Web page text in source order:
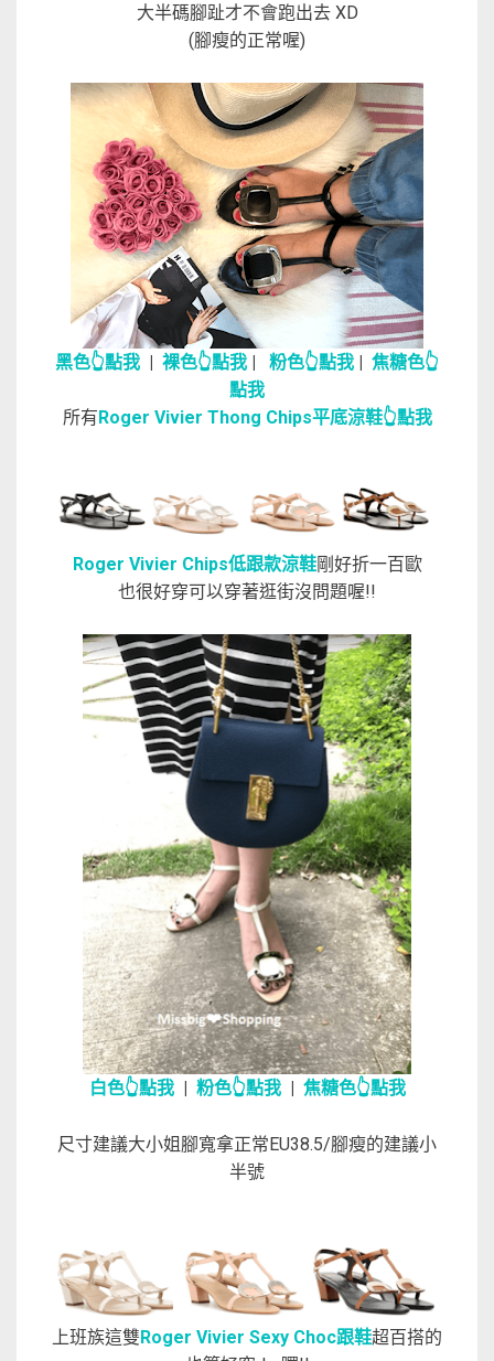
大半碼腳趾才不會跑出去 XD
(腳瘦的正常喔)
黑色👆點我 | 裸色👆點我 | 粉色👆點我 | 焦糖色👆
點我
所有Roger Vivier Thong Chips平底涼鞋👆點我
Roger Vivier Chips低跟款涼鞋剛好折一百歐
也很好穿可以穿著逛街沒問題喔!!
白色👆點我| 粉色👆點我| 焦糖色👆點我
尺寸建議大小姐腳寬拿正常EU38.5/腳瘦的建議小
半號
上班族這雙Roger Vivier Sexy Choc跟鞋超百搭的